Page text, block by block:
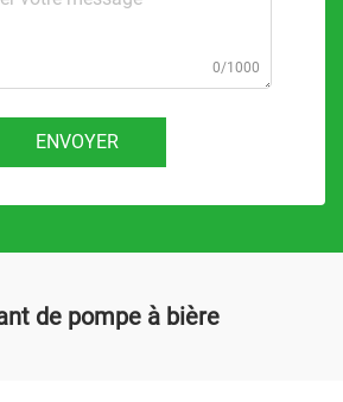
0/1000
ENVOYER
de pompe à bière